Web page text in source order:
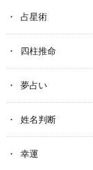
占星術
四柱推命
夢占い
姓名判断
幸運